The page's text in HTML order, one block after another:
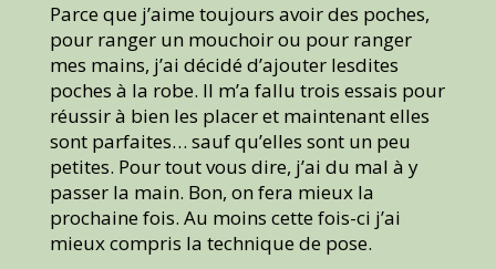
Parce que j’aime toujours avoir des poches,
pour ranger un mouchoir ou pour ranger
mes mains, j’ai décidé d’ajouter lesdites
poches à la robe. Il m’a fallu trois essais pour
réussir à bien les placer et maintenant elles
sont parfaites… sauf qu’elles sont un peu
petites. Pour tout vous dire, j’ai du mal à y
passer la main. Bon, on fera mieux la
prochaine fois. Au moins cette fois-ci j’ai
mieux compris la technique de pose.